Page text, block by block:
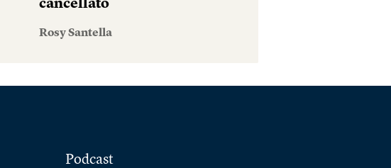
cancellato
Rosy Santella
Podcast